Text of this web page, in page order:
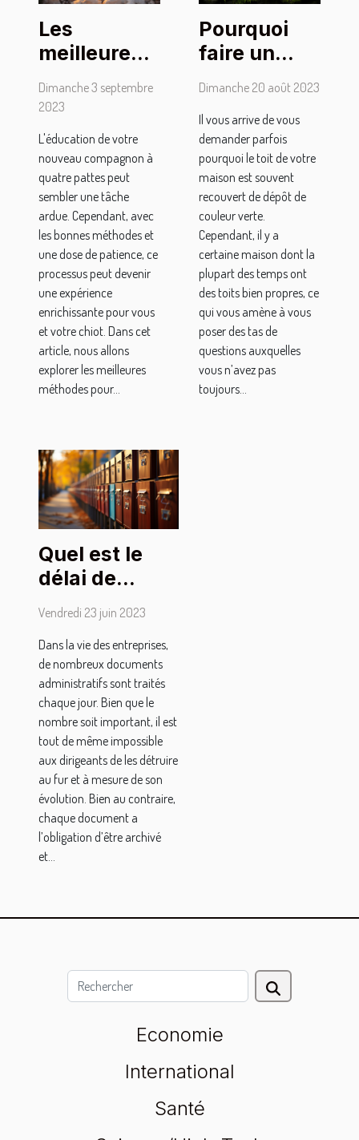
Les
meilleures
méthodes
pour
un chiot
Dimanche 3 septembre
2023
L'éducation de votre
nouveau compagnon à
quatre pattes peut
sembler une tâche
ardue. Cependant, avec
les bonnes méthodes et
une dose de patience, ce
processus peut devenir
une expérience
enrichissante pour vous
et votre chiot. Dans cet
article, nous allons
explorer les meilleures
méthodes pour...
Pourquoi
faire un
traitement
mousse ?
Dimanche 20 août 2023
Il vous arrive de vous
demander parfois
pourquoi le toit de votre
maison est souvent
recouvert de dépôt de
couleur verte.
Cependant, il y a
certaine maison dont la
plupart des temps ont
des toits bien propres, ce
qui vous amène à vous
poser des tas de
questions auxquelles
vous n’avez pas
toujours...
Quel est le
délai de
conservation
documents
administratifs
des
entreprises
Vendredi 23 juin 2023
Dans la vie des entreprises,
de nombreux documents
administratifs sont traités
chaque jour. Bien que le
nombre soit important, il est
tout de même impossible
aux dirigeants de les détruire
au fur et à mesure de son
évolution. Bien au contraire,
chaque document a
l’obligation d’être archivé
et...
Economie
International
Santé